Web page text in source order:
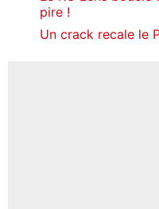
pire !
Un crack recale le